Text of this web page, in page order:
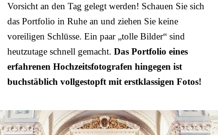
Vorsicht an den Tag gelegt werden! Schauen Sie sich
das Portfolio in Ruhe an und ziehen Sie keine
voreiligen Schlüsse. Ein paar „tolle Bilder“ sind
heutzutage schnell gemacht. Das Portfolio eines
erfahrenen Hochzeitsfotografen hingegen ist
buchstäblich vollgestopft mit erstklassigen Fotos!